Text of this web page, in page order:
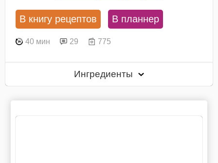
В книгу рецептов В планнер
40 мин 29 775
Ингредиенты